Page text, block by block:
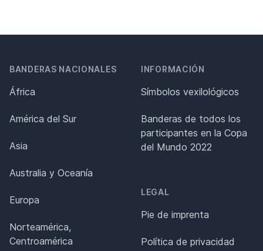
BANDERAS NACIONALES
África
América del Sur
Asia
Australia y Oceanía
Europa
Norteamérica,
Centroamérica
INFORMACIÓN
Símbolos vexilológicos
Banderas de todos los
participantes en la Copa
del Mundo 2022
LEGAL
Pie de imprenta
Política de privacidad